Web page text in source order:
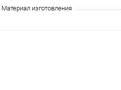
Материал изготовления